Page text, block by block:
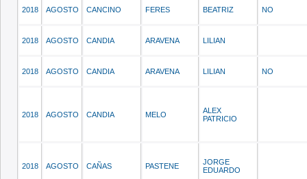
2018 AGOSTO CANCINO FERES BEATRIZ NO
2018 AGOSTO CANDIA ARAVENA LILIAN
2018 AGOSTO CANDIA ARAVENA LILIAN NO
2018 AGOSTO CANDIA MELO
ALEX
PATRICIO
2018 AGOSTO CAÑAS PASTENE
JORGE
EDUARDO